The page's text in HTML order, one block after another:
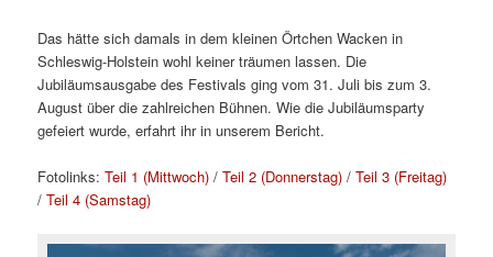
Das hätte sich damals in dem kleinen Örtchen Wacken in
Schleswig-Holstein wohl keiner träumen lassen. Die
Jubiläumsausgabe des Festivals ging vom 31. Juli bis zum 3.
August über die zahlreichen Bühnen. Wie die Jubiläumsparty
gefeiert wurde, erfahrt ihr in unserem Bericht.
Fotolinks:Teil 1 (Mittwoch) /Teil 2 (Donnerstag) /Teil 3 (Freitag)
/Teil 4 (Samstag)